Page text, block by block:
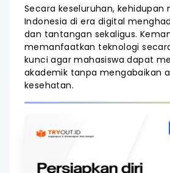
Secara keseluruhan, kehidupan
Indonesia di era digital
dan tantangan sekaligus.
memanfaatkan teknologi
kunci agar mahasiswa dapat
akademik tanpa mengabaikan
kesehatan.